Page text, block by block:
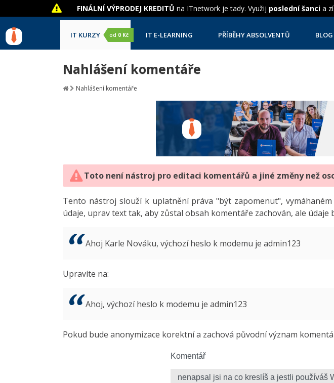
FINÁLNÍ VÝPRODEJ KREDITŮ na ITnetwork je tady. Využij poslední šanci a
IT KURZY od 0 Kč IT E-LEARNING PŘÍBĚHY ABSOLVENTŮ BLOG
Nahlášení komentáře
Nahlášení komentáře
Toto není nástroj pro editaci komentářů a jiné změny než
Tento nástroj slouží k uplatnění práva "být zapomenut",
údaje, uprav text tak, aby zůstal obsah komentáře zachován, ale údaje
Ahoj Karle Nováku, výchozí heslo k modemu je admin123
Upravíte na:
Ahoj, výchozí heslo k modemu je admin123
Pokud bude anonymizace korektní a zachová původní význam
Komentář